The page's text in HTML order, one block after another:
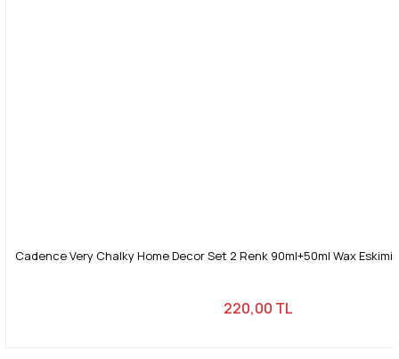
Cadence Very Chalky Home Decor Set 2 Renk 90ml+50ml Wax
220,00 TL